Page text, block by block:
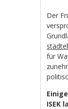
Der
für
ISEK